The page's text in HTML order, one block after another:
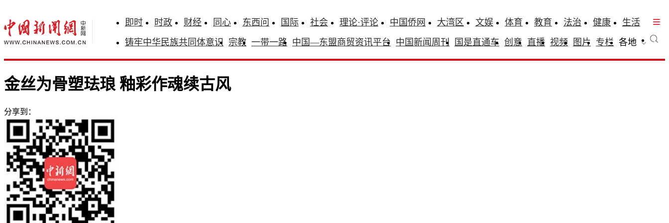
即时 时政 财经 同心 东西问 国际 社会 理论·评论 中国侨网 大湾区 文娱 体育 教育 法治 健康
生活
铸牢中华民族共同体意识 宗教 一带一路 中国—东盟商贸资讯平台 中国新闻周刊 国是直通车 创意 直播 视频 图片 专栏 各地
金丝为骨塑珐琅 釉彩作魂续古风
分享到：